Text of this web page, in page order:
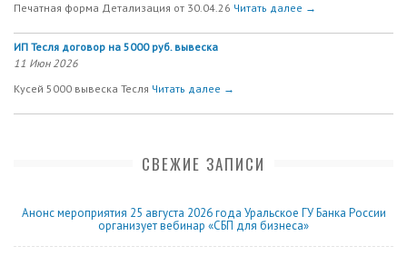
Печатная форма Детализация от 30.04.26 Читать далее →
ИП Тесля договор на 5000 руб. вывеска
11 Июн 2026
Кусей 5000 вывеска Тесля Читать далее →
СВЕЖИЕ ЗАПИСИ
Анонс мероприятия 25 августа 2026 года Уральское ГУ Банка России
организует вебинар «СБП для бизнеса»